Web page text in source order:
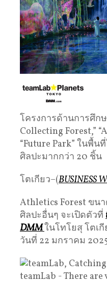
โครงการด้านการศึก
Collecting Forest,”
“Future Park” ในพื้
ศิลปะมากกว่า 20 ชิ้น
โตเกียว–(BUSINESS
Athletics Forest ขน
ศิลปะอื่นๆ จะเปิดตัวที่
DMMในโทโยสุ โตเกี
วันที่ 22 มกราคม